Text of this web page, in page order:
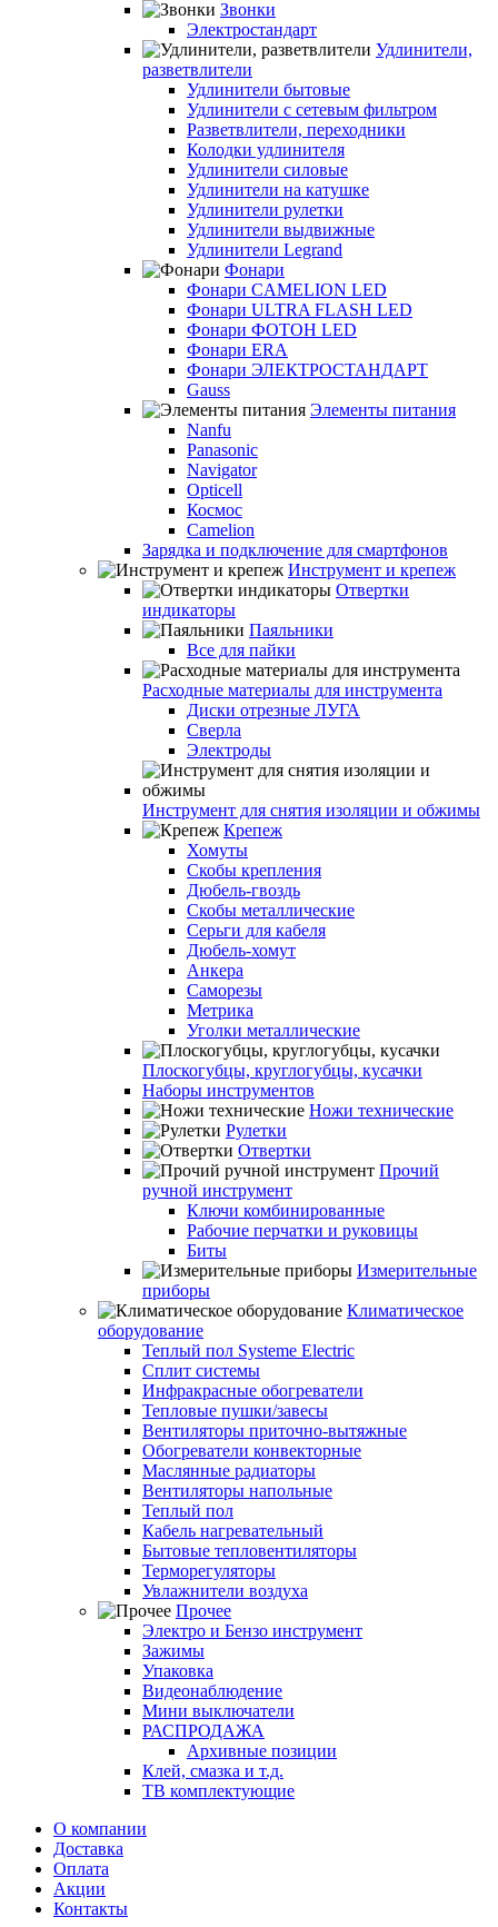
Звонки
Электростандарт
Удлинители,
разветвлители
Удлинители бытовые
Удлинители с сетевым фильтром
Разветвлители, переходники
Колодки удлинителя
Удлинители силовые
Удлинители на катушке
Удлинители рулетки
Удлинители выдвижные
Удлинители Legrand
Фонари
Фонари CAMELION LED
Фонари ULTRA FLASH LED
Фонари ФОТОН LED
Фонари ERA
Фонари ЭЛЕКТРОСТАНДАРТ
Gauss
Элементы питания
Nanfu
Panasonic
Navigator
Opticell
Космос
Camelion
Зарядка и подключение для смартфонов
Инструмент и крепеж
Отвертки
индикаторы
Паяльники
Все для пайки
Расходные материалы для инструмента
Диски отрезные ЛУГА
Сверла
Электроды
Инструмент для снятия изоляции и обжимы
Крепеж
Хомуты
Скобы крепления
Дюбель-гвоздь
Скобы металлические
Серьги для кабеля
Дюбель-хомут
Анкера
Саморезы
Метрика
Уголки металлические
Плоскогубцы, круглогубцы, кусачки
Наборы инструментов
Ножи технические
Рулетки
Отвертки
Прочий
ручной инструмент
Ключи комбинированные
Рабочие перчатки и руковицы
Биты
Измерительные
приборы
Климатическое
оборудование
Теплый пол Systeme Electric
Сплит системы
Инфракрасные обогреватели
Тепловые пушки/завесы
Вентиляторы приточно-вытяжные
Обогреватели конвекторные
Маслянные радиаторы
Вентиляторы напольные
Теплый пол
Кабель нагревательный
Бытовые тепловентиляторы
Терморегуляторы
Увлажнители воздуха
Прочее
Электро и Бензо инструмент
Зажимы
Упаковка
Видеонаблюдение
Мини выключатели
РАСПРОДАЖА
Архивные позиции
Клей, смазка и т.д.
ТВ комплектующие
О компании
Доставка
Оплата
Акции
Контакты